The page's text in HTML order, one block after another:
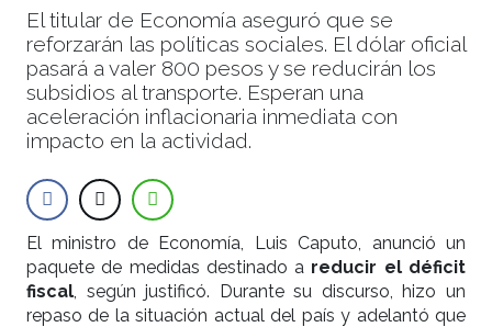
El titular de Economía aseguró que se
reforzarán las políticas sociales. El dólar oficial
pasará a valer 800 pesos y se reducirán los
subsidios al transporte. Esperan una
aceleración inflacionaria inmediata con
impacto en la actividad.
El ministro de Economía, Luis Caputo, anunció un
paquete de medidas destinado a reducir el déficit
fiscal , según justificó. Durante su discurso, hizo un
repaso de la situación actual del país y adelantó que